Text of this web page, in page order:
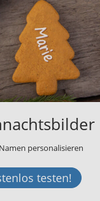
personalisieren
testen!